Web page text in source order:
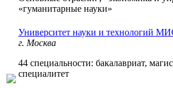
«гуманитарные науки»
Университет науки и технологий
г. Москва
44 специальности: бакалавриат,
специалитет